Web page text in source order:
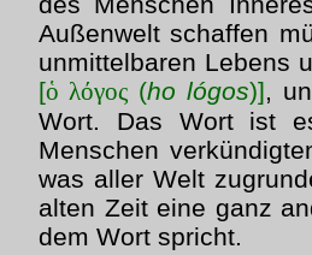
Außenwelt schaffen
unmittelbaren Lebens
[ὁ λόγος (ho lógos)],
Wort. Das Wort ist
Menschen
was aller Welt
alten Zeit eine ganz
dem Wort spricht.